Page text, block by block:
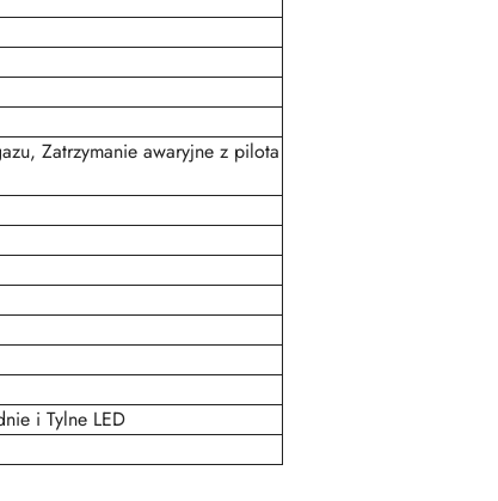
Zatrzymanie awaryjne z pilota
i Tylne LED